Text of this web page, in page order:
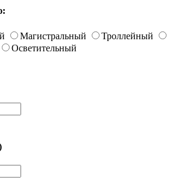
Магистральный
Троллейный
Осветительный